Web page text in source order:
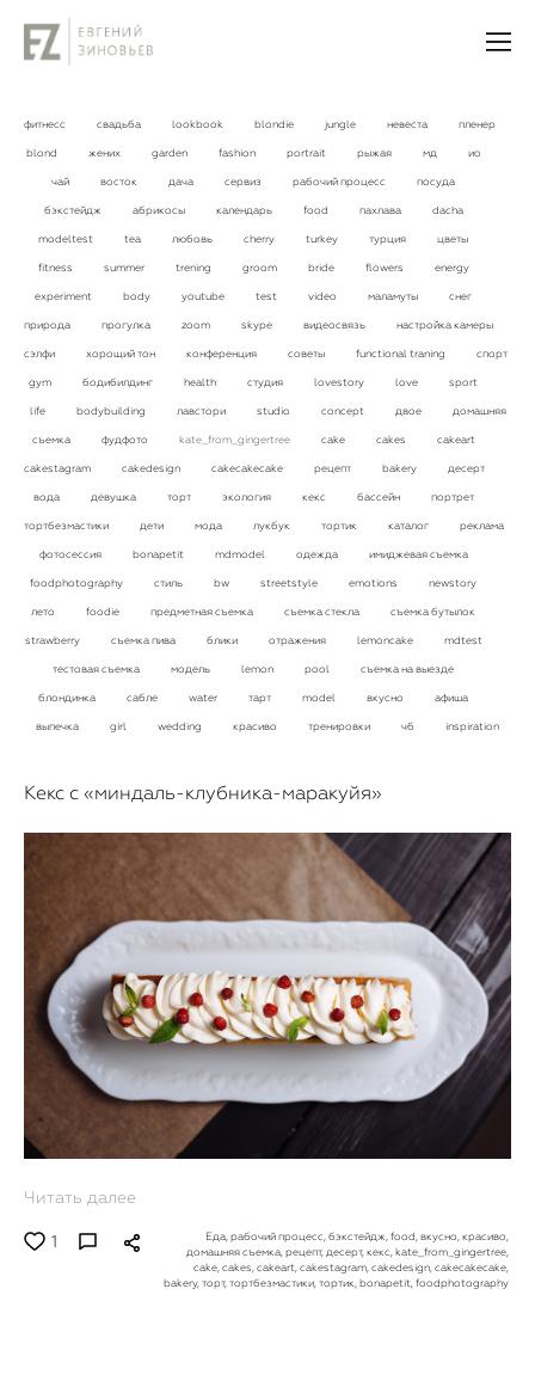
фитнесс свадьба lookbook blondie jungle невеста пленер
blond жених garden fashion portrait рыжая мд ио
чай восток дача сервиз рабочий процесс посуда
бэкстейдж абрикосы календарь food пахлава dacha
modeltest tea любовь cherry turkey турция цветы
fitness summer trening groom bride flowers energy
experiment body youtube test video маламуты снег
природа прогулка zoom skype видеосвязь настройка камеры
сэлфи хорощий тон конференция советы functional traning спорт
gym бодибилдинг health студия lovestory love sport
life bodybuilding лавстори studio concept двое домашняя
съемка фудфото kate_from_gingertree cake cakes cakeart
cakestagram cakedesign cakecakecake рецепт bakery десерт
вода девушка торт экология кекс бассейн портрет
тортбезмастики дети мода лукбук тортик каталог реклама
фотосессия bonapetit mdmodel одежда имиджевая съемка
foodphotography стиль bw streetstyle emotions newstory
лето foodie предметная съемка съемка стекла съемка бутылок
strawberry съемка пива блики отражения lemoncake mdtest
тестовая съемка модель lemon pool съемка на выезде
блондинка сабле water тарт model вкусно афиша
выпечка girl wedding красиво тренировки чб inspiration
Кекс с «миндаль-клубника-маракуйя»
Читать далее
1 Еда, рабочий процесс, бэкстейдж, food, вкусно, красиво,
домашняя съемка, рецепт, десерт, кекс, kate_from_gingertree,
cake, cakes, cakeart, cakestagram, cakedesign, cakecakecake,
bakery, торт, тортбезмастики, тортик, bonapetit, foodphotography